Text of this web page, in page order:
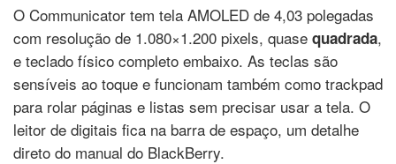
O Communicator tem tela AMOLED de 4,03 polegadas
com resolução de 1.080×1.200 pixels, quase quadrada,
e teclado físico completo embaixo. As teclas são
sensíveis ao toque e funcionam também como trackpad
para rolar páginas e listas sem precisar usar a tela. O
leitor de digitais fica na barra de espaço, um detalhe
direto do manual do BlackBerry.